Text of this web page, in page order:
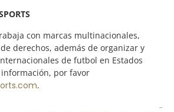
con marcas multinacionales,
derechos, además de organizar y
de futbol en Estados
por favor
.